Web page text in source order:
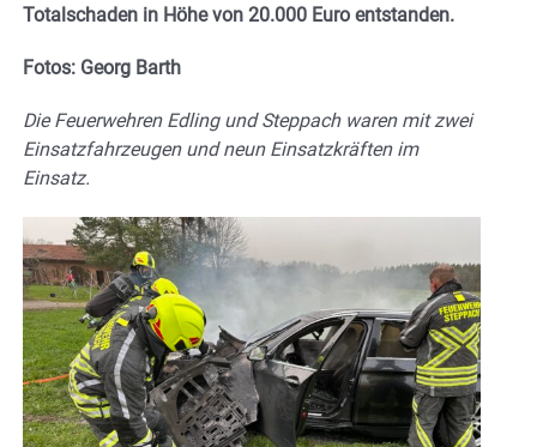
Totalschaden in Höhe von 20.000 Euro entstanden.
Fotos: Georg Barth
Die Feuerwehren Edling und Steppach waren mit zwei
Einsatzfahrzeugen und neun Einsatzkräften im
Einsatz.